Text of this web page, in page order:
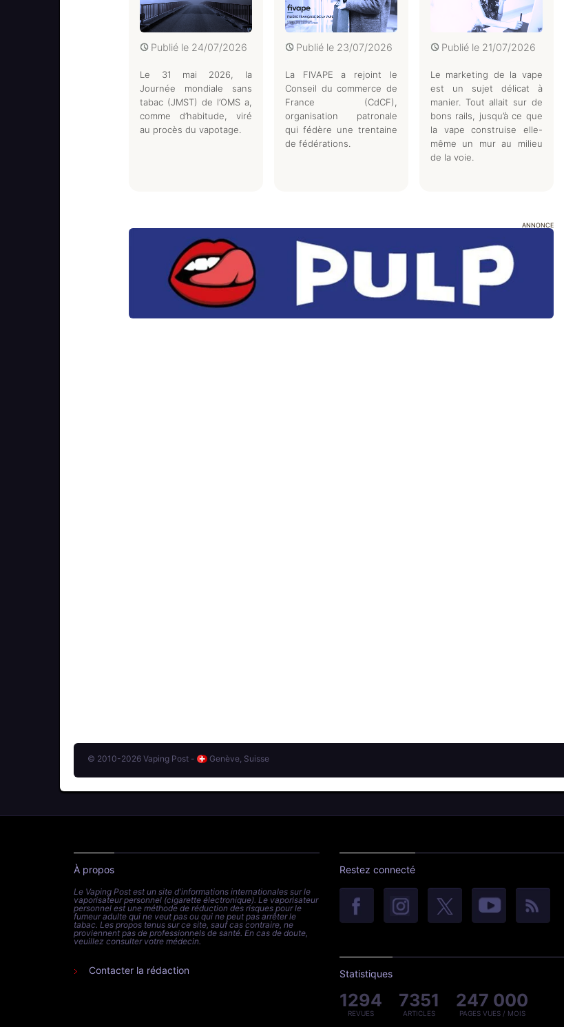
Publié le 24/07/2026
Le 31 mai 2026, la
Journée mondiale sans
tabac (JMST) de l’OMS a,
comme d’habitude, viré
au procès du vapotage.
Publié le 23/07/2026
La FIVAPE a rejoint le
Conseil du commerce de
France (CdCF),
organisation patronale
qui fédère une trentaine
de fédérations.
Publié le 21/07/2026
Le marketing de la vape
est un sujet délicat à
manier. Tout allait sur de
bons rails, jusqu’à ce que
la vape construise elle-
même un mur au milieu
de la voie.
ANNONCE
© 2010-2026 Vaping Post - Genève, Suisse
À propos
Le Vaping Post est un site d'informations internationales sur le
vaporisateur personnel (cigarette électronique). Le vaporisateur
personnel est une méthode de réduction des risques pour le
fumeur adulte qui ne veut pas ou qui ne peut pas arrêter le
tabac. Les propos tenus sur ce site, sauf cas contraire, ne
proviennent pas de professionnels de santé. En cas de doute,
veuillez consulter votre médecin.
Contacter la rédaction
Restez connecté
Statistiques
1294
REVUES
7351
ARTICLES
247 000
PAGES VUES / MOIS